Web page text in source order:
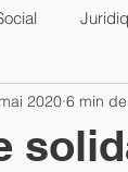
2020 6 min